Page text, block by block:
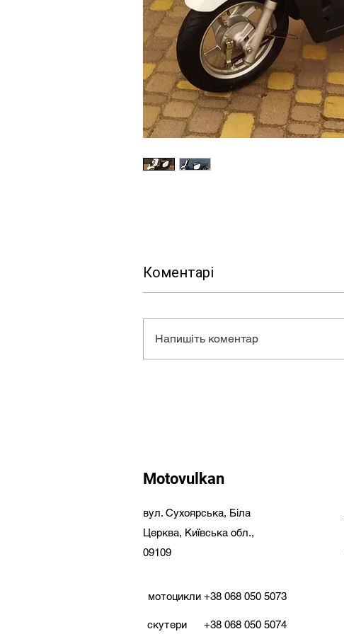
Коментарі
Напишіть коментар
Motovulkan
вул. Сухоярська, Біла
Церква, Київська обл.,
09109
мотоцикли +38 068 050 5073
скутери +38 068 050 5074